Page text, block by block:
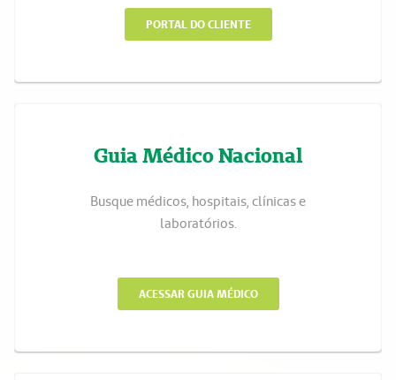
PORTAL DO CLIENTE
Guia Médico Nacional
Busque médicos, hospitais, clínicas e
laboratórios.
ACESSAR GUIA MÉDICO